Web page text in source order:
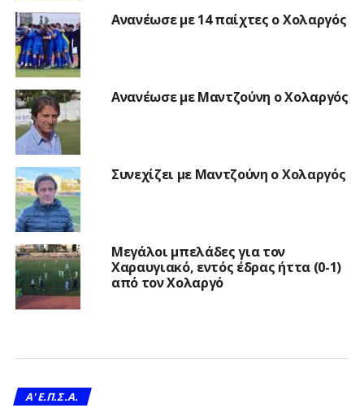
Ανανέωσε με 14 παίχτες ο Χολαργός
Ανανέωσε με Μαντζούνη ο Χολαργός
Συνεχίζει με Μαντζούνη ο Χολαργός
Μεγάλοι μπελάδες για τον
Χαραυγιακό, εντός έδρας ήττα (0-1)
από τον Χολαργό
A' Ε.Π.Σ.Α.